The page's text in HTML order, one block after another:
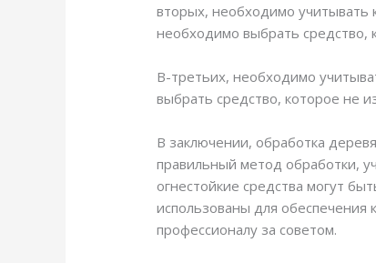
вторых, необходимо учитывать
необходимо выбрать
В-третьих, необходимо
выбрать средство, которое не
В заключении, обработка
правильный метод обработки,
огнестойкие средства могут
использованы для обеспечения
профессионалу за советом.